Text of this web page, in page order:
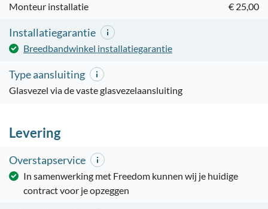
Monteur installatie
€ 25,00
Installatiegarantie
Breedbandwinkel installatiegarantie
Type aansluiting
Glasvezel via de vaste glasvezelaansluiting
Levering
Overstapservice
In samenwerking met Freedom kunnen wij je huidige
contract voor je opzeggen